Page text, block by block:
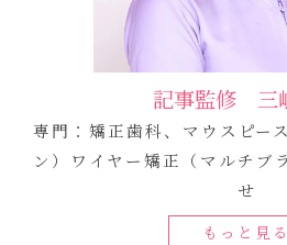
記事監修 三
専門：矯正歯科、マウスピー
ン）ワイヤー矯正（マルチブ
せ
もっと見る